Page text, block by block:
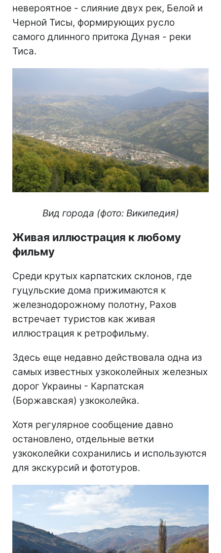
невероятное - слияние двух рек, Белой и
Черной Тисы, формирующих русло
самого длинного притока Дуная - реки
Тиса.
Вид города (фото: Википедия)
Живая иллюстрация к любому
фильму
Среди крутых карпатских склонов, где
гуцульские дома прижимаются к
железнодорожному полотну, Рахов
встречает туристов как живая
иллюстрация к ретрофильму.
Здесь еще недавно действовала одна из
самых известных узкоколейных железных
дорог Украины - Карпатская
(Боржавская) узкоколейка.
Хотя регулярное сообщение давно
остановлено, отдельные ветки
узкоколейки сохранились и используются
для экскурсий и фототуров.